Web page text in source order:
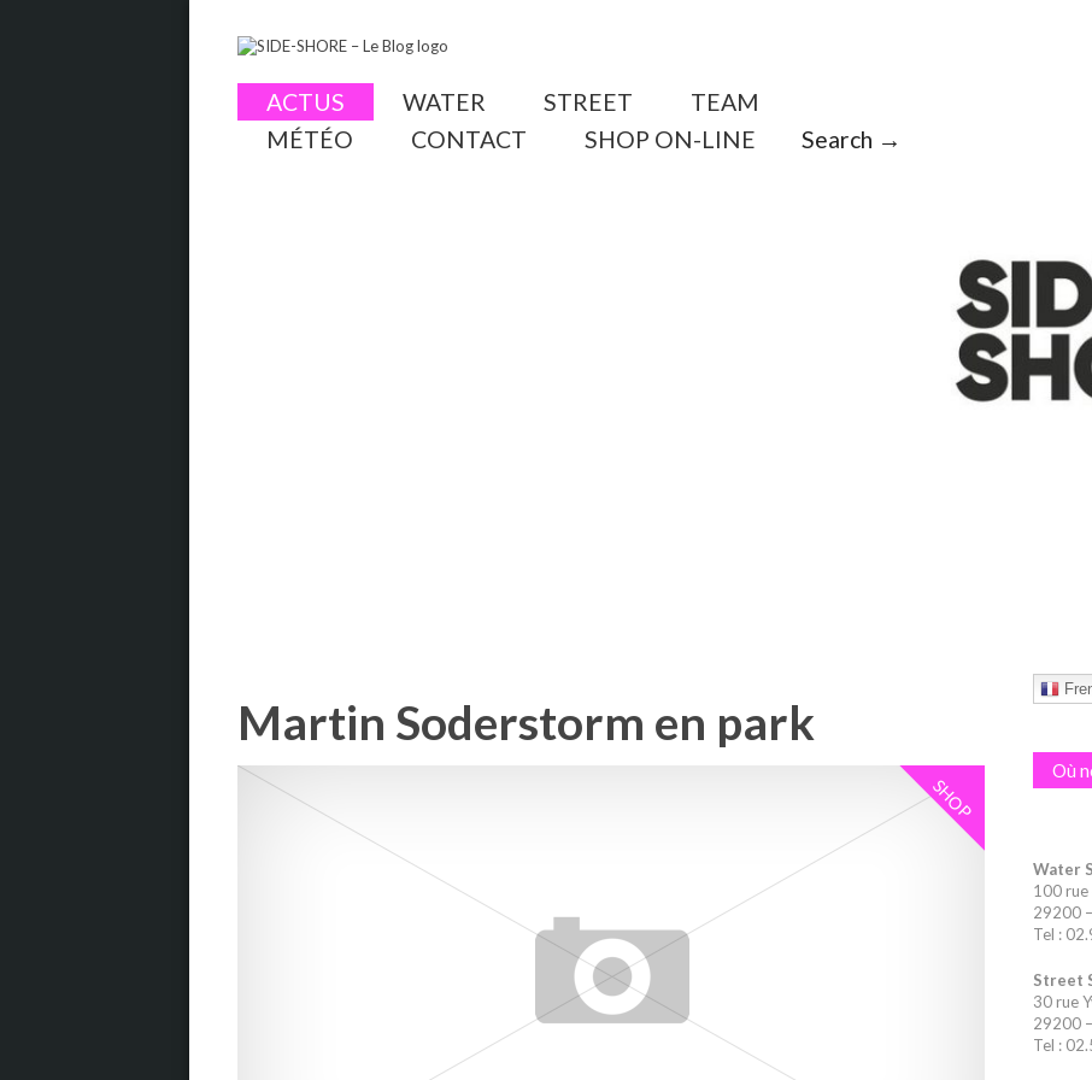
ACTUS WATER STREET
TEAM
MÉTÉO
CONTACT SHOP ON-LINE Search →
Martin Soderstorm en park
SHOP
Où
Water
100
29200
Tel :
Street
30 rue
29200
Tel :